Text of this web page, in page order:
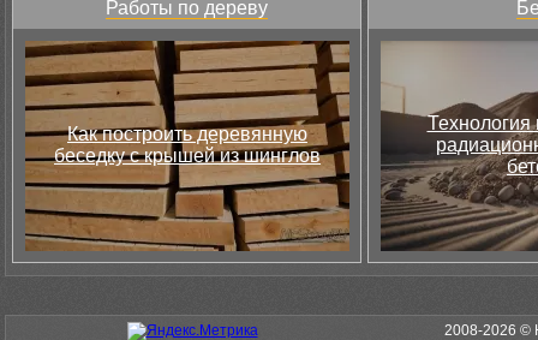
Работы по дереву
Как построить деревянную
беседку с крышей из шинглов
Технология
2008-2026 ©